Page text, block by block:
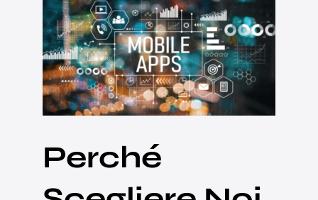
Perché